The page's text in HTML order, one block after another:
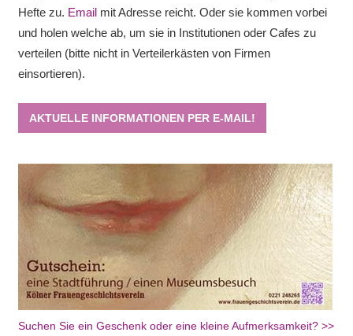
Hefte zu. Emailmit Adresse reicht. Oder sie kommen vorbei
und holen welche ab, um sie in Institutionen oder Cafes zu
verteilen (bitte nicht in Verteilerkästen von Firmen
einsortieren).
AKTUELLE INFORMATIONEN PER E-MAIL!
Suchen Sie ein Geschenk oder eine kleine Aufmerksamkeit? >>